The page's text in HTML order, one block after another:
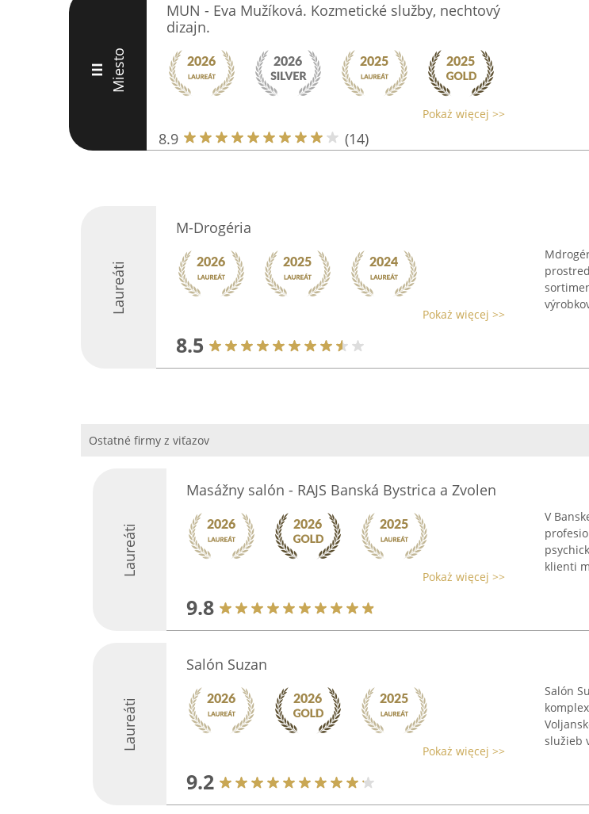
III Miesto
MUN - Eva Mužíková. Kozmetické služby, nechtový
dizajn.
Pokaż więcej >>
8.9 (14)
Laureáti
M-Drogéria
Pokaż więcej >>
8.5
Ostatné firmy z viťazov
Laureáti
Masážny salón - RAJS Banská Bystrica a Zvolen
Pokaż więcej >>
9.8
V
klienti
Laureáti
Salón Suzan
Pokaż więcej >>
9.2
Salón
služieb